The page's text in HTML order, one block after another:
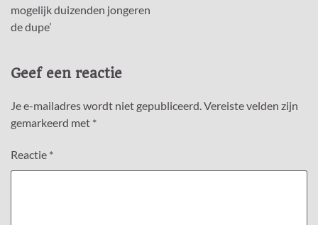
mogelijk duizenden jongeren
de dupe’
Geef een reactie
Je e-mailadres wordt niet gepubliceerd.Vereiste velden zijn
gemarkeerd met *
Reactie *